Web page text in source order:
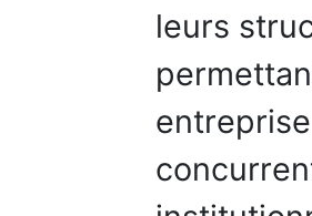
leurs